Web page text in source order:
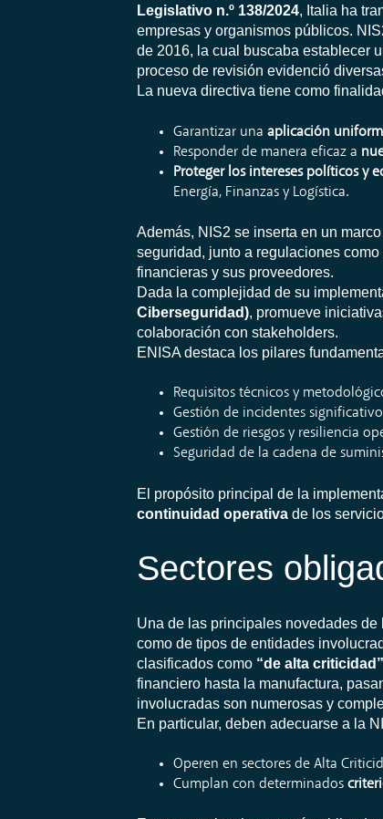
Legislativo n.º 138/2024, Italia ha
empresas y organismos públicos.
de 2016, la cual buscaba establecer
proceso de revisión evidenció
La nueva directiva tiene como
Garantizar unaaplicación
Responder de manera eficaz a
Proteger los intereses políticos y
Energía, Finanzas y Logística.
Además, NIS2 se inserta en un
seguridad, junto a regulaciones como
financieras y sus proveedores.
Dada la complejidad de su
Ciberseguridad), promueve
colaboración con stakeholders.
ENISA destaca los pilares
Requisitos técnicos y
Gestión de incidentes
Gestión de riesgos y resiliencia
Seguridad de la cadena de
El propósito principal de la
continuidad operativa de los
Sectores
Una de las principales novedades
como de tipos de entidades
clasificados como “de alta criticidad”
financiero hasta la manufactura,
involucradas son numerosas y
En particular, deben adecuarse a la
Operen en sectores de Alta
Cumplan con determinados